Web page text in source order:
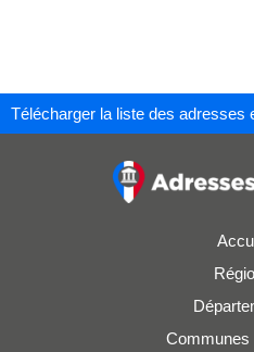
Télécharger la liste des adresses
Communes